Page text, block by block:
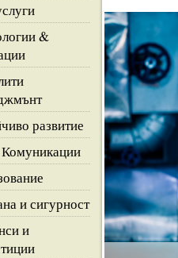
&
развитие
и сигурност
и